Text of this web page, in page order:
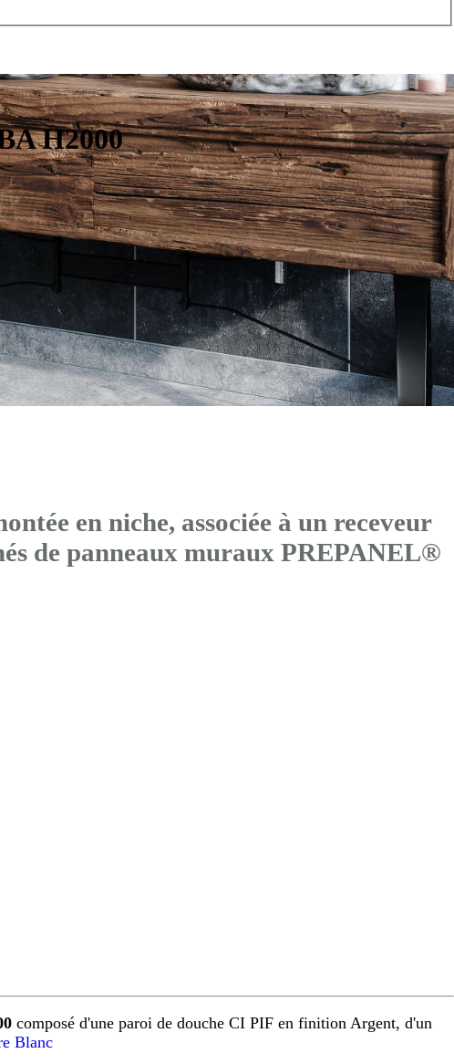
H2000
en niche, associée à un receveur
de panneaux muraux PREPANEL®
composé d'une paroi de douche CI PIF en finition Argent, d'un
Blanc